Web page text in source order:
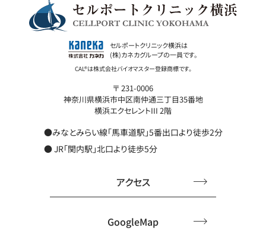
セルポートクリニック横浜は
(株)カネカグループの一員です。
〒 231-0006
神奈川県横浜市中区南仲通三丁目35番地
横浜エクセレントIII 2階
●みなとみらい線「馬車道駅」5番出口より徒歩2分
● JR「関内駅」北口より徒歩5分
アクセス
GoogleMap